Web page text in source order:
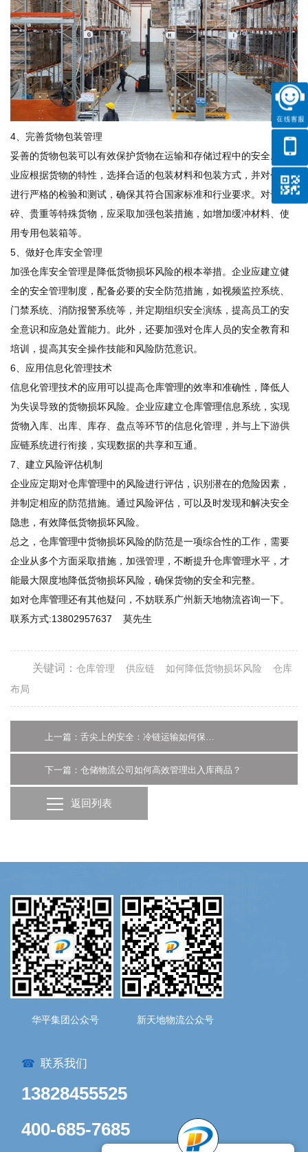
4、完善货物包装管理
妥善的货物包装可以有效保护货物在运输和存储过程中的安全。企
业应根据货物的特性，选择合适的包装材料和包装方式，并对包装
进行严格的检验和测试，确保其符合国家标准和行业要求。对于易
碎、贵重等特殊货物，应采取加强包装措施，如增加缓冲材料、使
用专用包装箱等。
5、做好仓库安全管理
加强仓库安全管理是降低货物损坏风险的根本举措。企业应建立健
全的安全管理制度，配备必要的安全防范措施，如视频监控系统、
门禁系统、消防报警系统等，并定期组织安全演练，提高员工的安
全意识和应急处置能力。此外，还要加强对仓库人员的安全教育和
培训，提高其安全操作技能和风险防范意识。
6、应用信息化管理技术
信息化管理技术的应用可以提高仓库管理的效率和准确性，降低人
为失误导致的货物损坏风险。企业应建立仓库管理信息系统，实现
货物入库、出库、库存、盘点等环节的信息化管理，并与上下游供
应链系统进行衔接，实现数据的共享和互通。
7、建立风险评估机制
企业应定期对仓库管理中的风险进行评估，识别潜在的危险因素，
并制定相应的防范措施。通过风险评估，可以及时发现和解决安全
隐患，有效降低货物损坏风险。
总之， 仓库管理中货物损坏风险的防范是一项综合性的工作，需要
企业从多个方面采取措施，加强管理，不断提升仓库管理水平，才
能最大限度地降低货物损坏风险，确保货物的安全和完整。
如对仓库管理还有其他疑问，不妨联系广州新天地物流咨询一下。
联系方式:13802957637 莫先生
关键词： 仓库管理 供应链 如何降低货物损坏风险
仓库
布局
上一篇：舌尖上的安全：冷链运输如何保鲜又降本？
下一篇：仓储物流公司如何高效管理出入库商品？
返回列表
华平集团公众号 新天地物流公众号
☎ 联系我们
13828455525
400-685-7685